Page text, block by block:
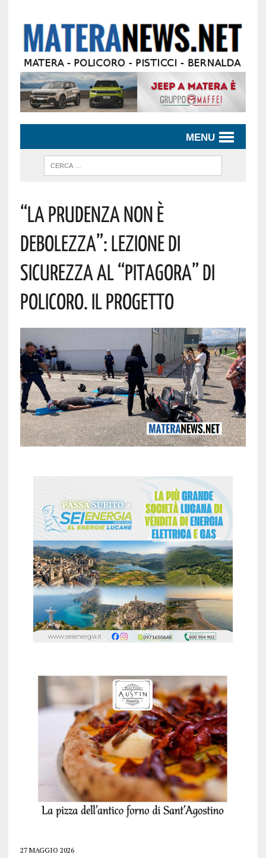
MENU
“La Prudenza Non È
Debolezza”: Lezione Di
Sicurezza Al “Pitagora” Di
Policoro. Il Progetto
27 MAGGIO 2026